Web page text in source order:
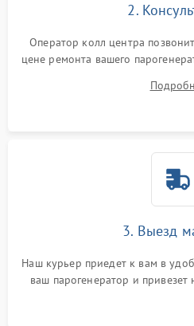
2.
Оператор колл центра
цене ремонта вашего
3. Выезд
Наш курьер приедет к вам в
ваш парогенератор и привезет